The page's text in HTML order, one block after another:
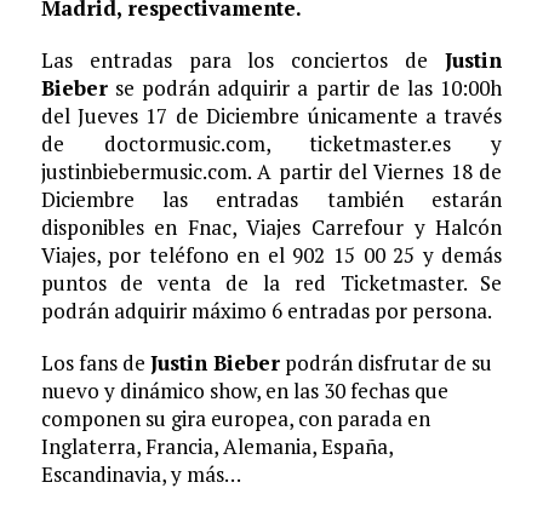
Madrid, respectivamente.
Las entradas para los conciertos deJustin
Bieberse podrán adquirir a partir de las 10:00h
del Jueves 17 de Diciembre únicamente a través
de doctormusic.com, ticketmaster.es y
justinbiebermusic.com. A partir del Viernes 18 de
Diciembre las entradas también estarán
disponibles en Fnac, Viajes Carrefour y Halcón
Viajes, por teléfono en el 902 15 00 25 y demás
puntos de venta de la red Ticketmaster. Se
podrán adquirir máximo 6 entradas por persona.
Los fans de Justin Bieberpodrán disfrutar de su
nuevo y dinámico show, en las 30 fechas que
componen su gira europea, con parada en
Inglaterra, Francia, Alemania, España,
Escandinavia, y más…